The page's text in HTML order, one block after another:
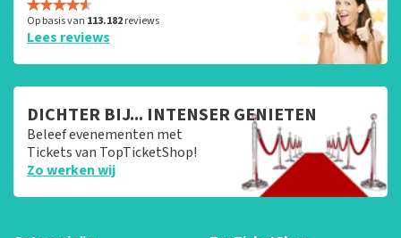
Op basis van 113.182reviews
Lees reviews
DICHTER BIJ... INTENSER GENIETEN
Beleef evenementen met
Tickets van TopTicketShop!
Zo werken wij